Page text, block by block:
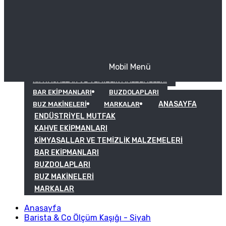
KIMYASALLAR VE TEMIZLIK MALZEMELERI
BAR EKIPMANLARI
BUZDOLAPLARI
BUZ MAKINELERI
MARKALAR
Mobil Menü
ANASAYFA
ENDÜSTRIYEL MUTFAK
KAHVE EKIPMANLARI
KIMYASALLAR VE TEMIZLIK MALZEMELERI
BAR EKIPMANLARI
BUZDOLAPLARI
BUZ MAKINELERI
MARKALAR
Anasayfa
Barista & Co Ölçüm Kaşığı - Siyah